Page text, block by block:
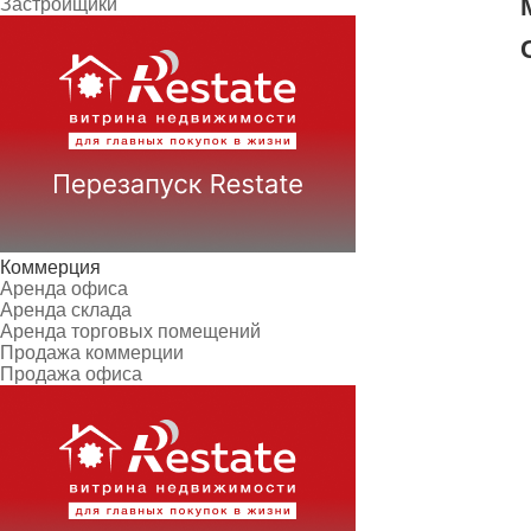
Застройщики
Коммерция
Аренда офиса
Аренда склада
Аренда торговых помещений
Продажа коммерции
Продажа офиса